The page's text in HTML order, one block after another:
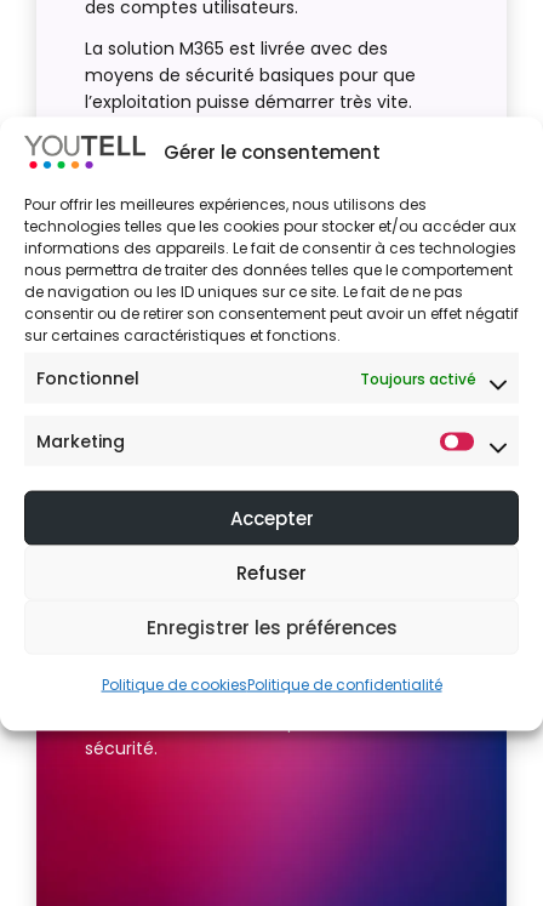
Gérer le consentement
Pour offrir les meilleures expériences, nous utilisons des
technologies telles que les cookies pour stocker et/ou accéder aux
informations des appareils. Le fait de consentir à ces technologies
nous permettra de traiter des données telles que le comportement
de navigation ou les ID uniques sur ce site. Le fait de ne pas
consentir ou de retirer son consentement peut avoir un effet négatif
sur certaines caractéristiques et fonctions.
Fonctionnel Toujours activé
Marketing
Accepter
Refuser
Enregistrer les préférences
Politique de cookiesPolitique de confidentialité
des comptes utilisateurs.
La solution M365 est livrée avec des
moyens de sécurité basiques pour que
l’exploitation puisse démarrer très vite.
Des fonctionnalités avancées et dédiées,
couplés à nos outils de supervision,
permettent de lutter contre les tentatives
d’intrusion, de vol de données et
d’usurpation d’identité.
Vous disposez d’un Tenant M365, mais vous
Nous sommes en mesure de réaliser un
transmettre les recommandations les plus
sécurité.